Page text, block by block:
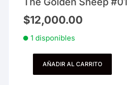
$12,000.00
1 disponibles
AÑADIR AL CARRITO